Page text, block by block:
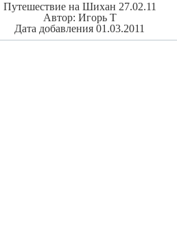
Путешествие на Шихан 27.02.11
Автор: Игорь Т
Дата добавления 01.03.2011